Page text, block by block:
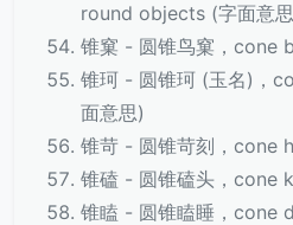
round objects (字面意
锥窠 - 圆锥鸟窠，cone
锥珂 - 圆锥珂 (玉名)，
面意思)
锥苛 - 圆锥苛刻，cone
锥磕 - 圆锥磕头，cone
锥瞌 - 圆锥瞌睡，cone